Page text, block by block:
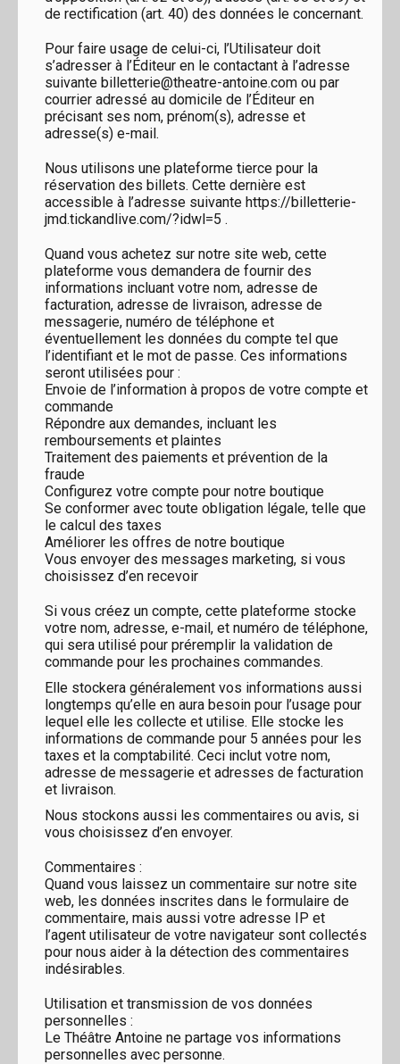
de rectification (art. 40) des données le concernant.
Pour faire usage de celui-ci, l’Utilisateur doit
s’adresser à l’Éditeur en le contactant à l’adresse
suivante billetterie@theatre-antoine.com ou par
courrier adressé au domicile de l’Éditeur en
précisant ses nom, prénom(s), adresse et
adresse(s) e-mail.
Nous utilisons une plateforme tierce pour la
réservation des billets. Cette dernière est
accessible à l’adresse suivante https://billetterie-
jmd.tickandlive.com/?idwl=5 .
Quand vous achetez sur notre site web, cette
plateforme vous demandera de fournir des
informations incluant votre nom, adresse de
facturation, adresse de livraison, adresse de
messagerie, numéro de téléphone et
éventuellement les données du compte tel que
l’identifiant et le mot de passe. Ces informations
seront utilisées pour :
Envoie de l’information à propos de votre compte et
commande
Répondre aux demandes, incluant les
remboursements et plaintes
Traitement des paiements et prévention de la
fraude
Configurez votre compte pour notre boutique
Se conformer avec toute obligation légale, telle que
le calcul des taxes
Améliorer les offres de notre boutique
Vous envoyer des messages marketing, si vous
choisissez d’en recevoir
Si vous créez un compte, cette plateforme stocke
votre nom, adresse, e-mail, et numéro de téléphone,
qui sera utilisé pour préremplir la validation de
commande pour les prochaines commandes.
Elle stockera généralement vos informations aussi
longtemps qu’elle en aura besoin pour l’usage pour
lequel elle les collecte et utilise. Elle stocke les
informations de commande pour 5 années pour les
taxes et la comptabilité. Ceci inclut votre nom,
adresse de messagerie et adresses de facturation
et livraison.
Nous stockons aussi les commentaires ou avis, si
vous choisissez d’en envoyer.
Commentaires :
Quand vous laissez un commentaire sur notre site
web, les données inscrites dans le formulaire de
commentaire, mais aussi votre adresse IP et
l’agent utilisateur de votre navigateur sont collectés
pour nous aider à la détection des commentaires
indésirables.
Utilisation et transmission de vos données
personnelles :
Le Théâtre Antoine ne partage vos informations
personnelles avec personne.